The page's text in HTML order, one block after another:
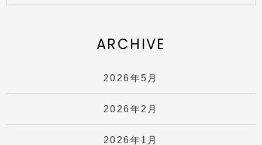
ARCHIVE
2026年5月
2026年2月
2026年1月